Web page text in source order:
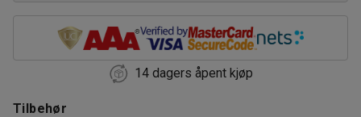
14 dagers åpent kjøp
Tilbehør